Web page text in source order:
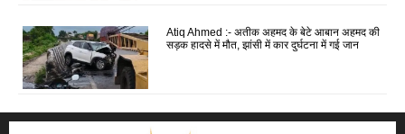
Atiq Ahmed :- अतीक अहमद के बेटे आबान अहमद की
सड़क हादसे में मौत, झांसी में कार दुर्घटना में गई जान